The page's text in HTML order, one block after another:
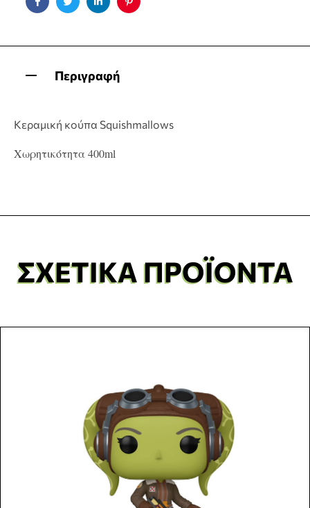
FacebookTwitterLinkedinPinterest
Περιγραφή
Κεραμική κούπα Squishmallows
Χωρητικότητα 400ml
ΣΧΕΤΙΚΆ ΠΡΟΪΌΝΤΑ